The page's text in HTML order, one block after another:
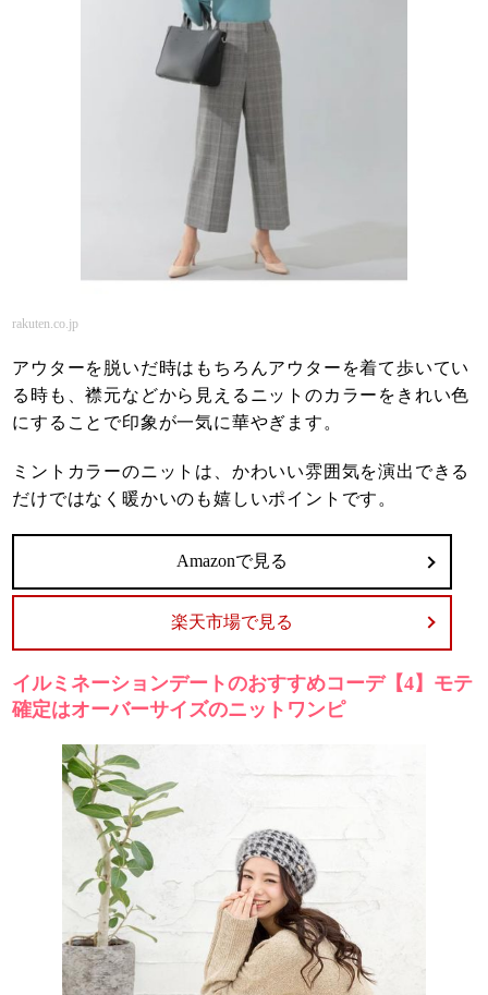
rakuten.co.jp
アウターを脱いだ時はもちろんアウターを着て歩いてい
る時も、襟元などから見えるニットのカラーをきれい色
にすることで印象が一気に華やぎます。
ミントカラーのニットは、かわいい雰囲気を演出できる
だけではなく暖かいのも嬉しいポイントです。
Amazonで見る
楽天市場で見る
イルミネーションデートのおすすめコーデ【4】モテ
確定はオーバーサイズのニットワンピ